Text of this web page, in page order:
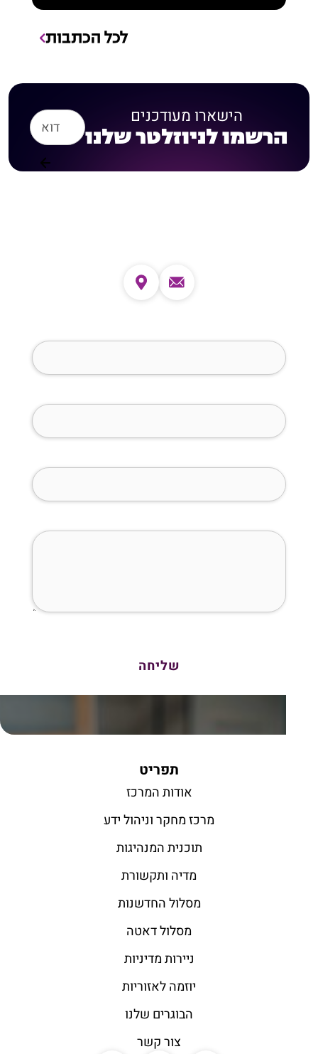
לכל הכתבות
הישארו מעודכנים
הרשמו לניוזלטר שלנו
תפריט
אודות המרכז
מרכז מחקר וניהול ידע
תוכנית המנהיגות
מדיה ותקשורת
מסלול החדשנות
מסלול דאטה
ניירות מדיניות
יוזמה לאזוריות
הבוגרים שלנו
צור קשר